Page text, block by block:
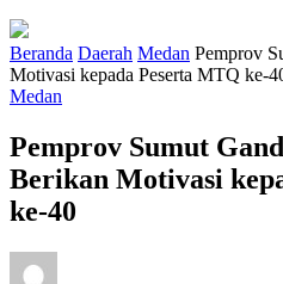
Beranda Daerah Medan Pemprov
Motivasi kepada Peserta MTQ ke-
Medan
Pemprov Sumut
Berikan Motivasi
ke-40